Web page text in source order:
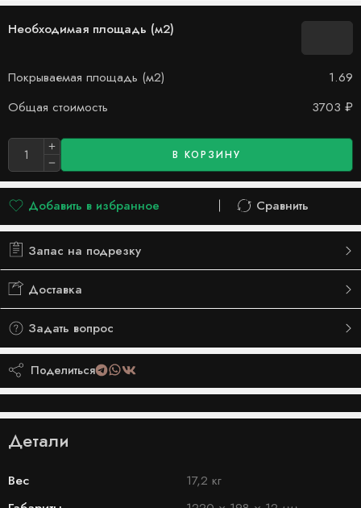
Необходимая площадь (м2)
Покрываемая площадь (м2)
1.69
Общая стоимость
3703 ₽
В КОРЗИНУ
Добавить в избранное
Добавлено в список желаний
Сравнить
Сравнить
Запас на подрезку
Доставка
Задать вопрос
Поделиться
Детали
Вес
17,2 кг